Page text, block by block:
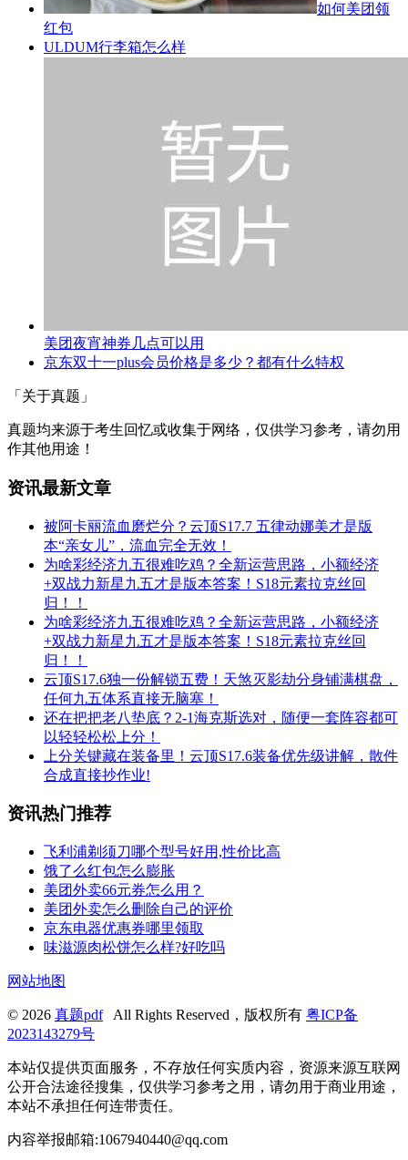
如何美团领
红包
ULDUM行李箱怎么样
美团夜宵神券几点可以用
京东双十一plus会员价格是多少？都有什么特权
「关于真题」
真题均来源于考生回忆或收集于网络，仅供学习参考，请勿用
作其他用途！
资讯最新文章
被阿卡丽流血磨烂分？云顶S17.7 五律动娜美才是版
本“亲女儿”，流血完全无效！
为啥彩经济九五很难吃鸡？全新运营思路，小额经济
+双战力新星九五才是版本答案！S18元素拉克丝回
归！！
为啥彩经济九五很难吃鸡？全新运营思路，小额经济
+双战力新星九五才是版本答案！S18元素拉克丝回
归！！
云顶S17.6独一份解锁五费！天煞灭影劫分身铺满棋盘，
任何九五体系直接无脑塞！
还在把把老八垫底？2-1海克斯选对，随便一套阵容都可
以轻轻松松上分！
上分关键藏在装备里！云顶S17.6装备优先级讲解，散件
合成直接抄作业!
资讯热门推荐
飞利浦剃须刀哪个型号好用,性价比高
饿了么红包怎么膨胀
美团外卖66元券怎么用？
美团外卖怎么删除自己的评价
京东电器优惠券哪里领取
味滋源肉松饼怎么样?好吃吗
网站地图
© 2026 真题pdfAll Rights Reserved，版权所有 粤ICP备
2023143279号
本站仅提供页面服务，不存放任何实质内容，资源来源互联网
公开合法途径搜集，仅供学习参考之用，请勿用于商业用途，
本站不承担任何连带责任。
内容举报邮箱:1067940440@qq.com